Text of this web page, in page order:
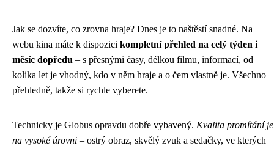
Jak se dozvíte, co zrovna hraje? Dnes je to naštěstí snadné. Na
webu kina máte k dispozici kompletní přehled na celý týden i
měsíc dopředu – s přesnými časy, délkou filmu, informací, od
kolika let je vhodný, kdo v něm hraje a o čem vlastně je. Všechno
přehledně, takže si rychle vyberete.
Technicky je Globus opravdu dobře vybavený. Kvalita promítání je
na vysoké úrovni – ostrý obraz, skvělý zvuk a sedačky, ve kterých